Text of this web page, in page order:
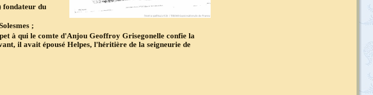
fondateur du
;
à qui le comte d'Anjou Geoffroy Grisegonelle confie la
il avait épousé Helpes, l'héritière de la seigneurie de